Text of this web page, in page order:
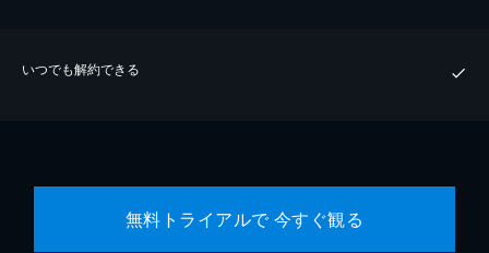
いつでも解約できる
無料トライアルで 今すぐ観る